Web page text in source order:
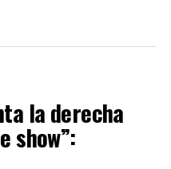
la derecha
show”: